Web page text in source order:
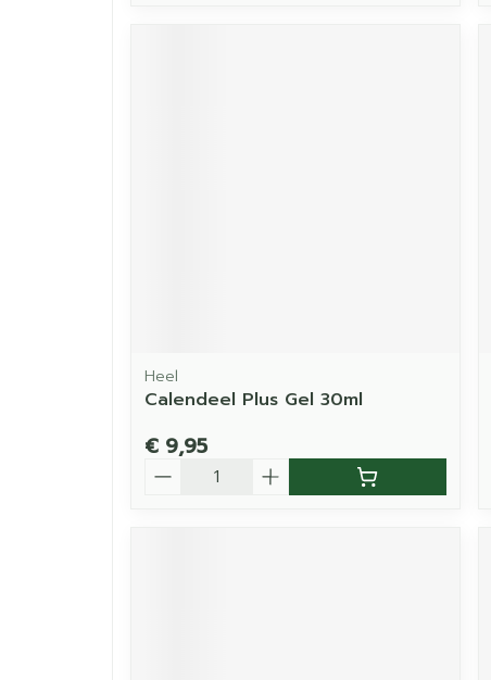
Heel
Calendeel Plus Gel 30ml
€ 9,95